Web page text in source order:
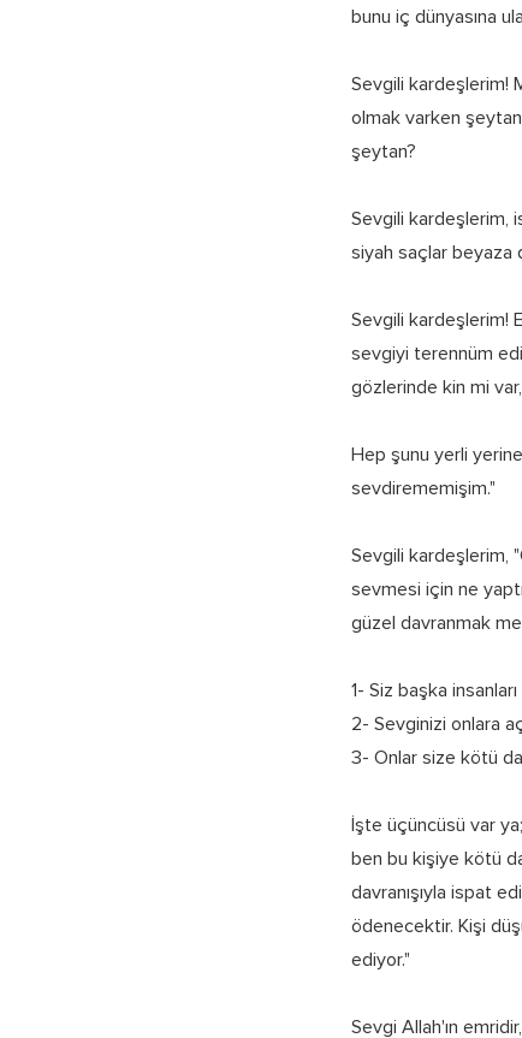
bunu iç dünyasına
Sevgili kardeşlerim!
olmak varken
şeytan?
Sevgili kardeşlerim,
siyah saçlar beyaza
Sevgili kardeşlerim!
sevgiyi terennüm
gözlerinde kin mi
Hep şunu yerli
sevdirememişim."
Sevgili kardeşlerim,
sevmesi için ne
güzel davranmak
1- Siz başka
2- Sevginizi onlara
3- Onlar size kötü
İşte üçüncüsü var
ben bu kişiye kötü
davranışıyla ispat
ödenecektir. Kişi
ediyor."
Sevgi Allah'ın